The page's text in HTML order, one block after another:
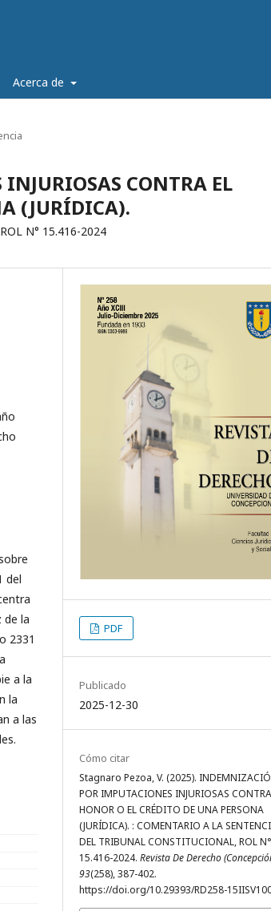
Acerca de
CONTRA EL
(JURÍDICA).
N° 15.416-2024
del
de la
2331
a la
la
a las
PDF
Publicado
2025-12-30
Cómo citar
Stagnaro Pezoa, V. (2025).
POR IMPUTACIONES INJURIOSAS
HONOR O EL CRÉDITO DE UNA PERSONA
(JURÍDICA). : COMENTARIO A LA
DEL TRIBUNAL CONSTITUCIONAL, ROL N°
15.416-2024. Revista De Derecho
93(258), 387-402.
https://doi.org/10.29393/RD258-